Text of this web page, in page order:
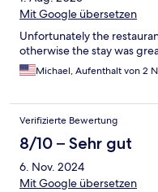
Mit Google übersetzen
Unfortunately the
otherwise the stay was
Michael, Aufenthalt von 2
Verifizierte Bewertung
8/10 – Sehr gut
6. Nov. 2024
Mit Google übersetzen